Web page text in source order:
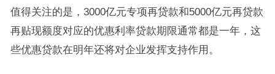
值得关注的是，3000亿元专项再贷款和5000亿元再贷款
再贴现额度对应的优惠利率贷款期限通常都是一年，这
些优惠贷款在明年还将对企业发挥支持作用。